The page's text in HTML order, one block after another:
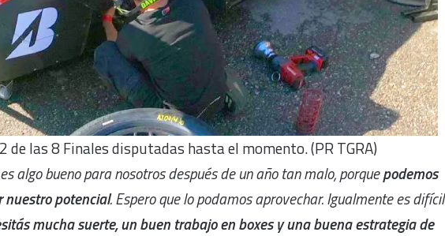
de las 8 Finales disputadas hasta el momento. (PR TGRA)
algo bueno para nosotros después de un año tan malo, porquepodemos
potencial. Espero que lo podamos aprovechar. Igualmente es difícil
mucha suerte, un buen trabajo en boxes y una buena estrategia de